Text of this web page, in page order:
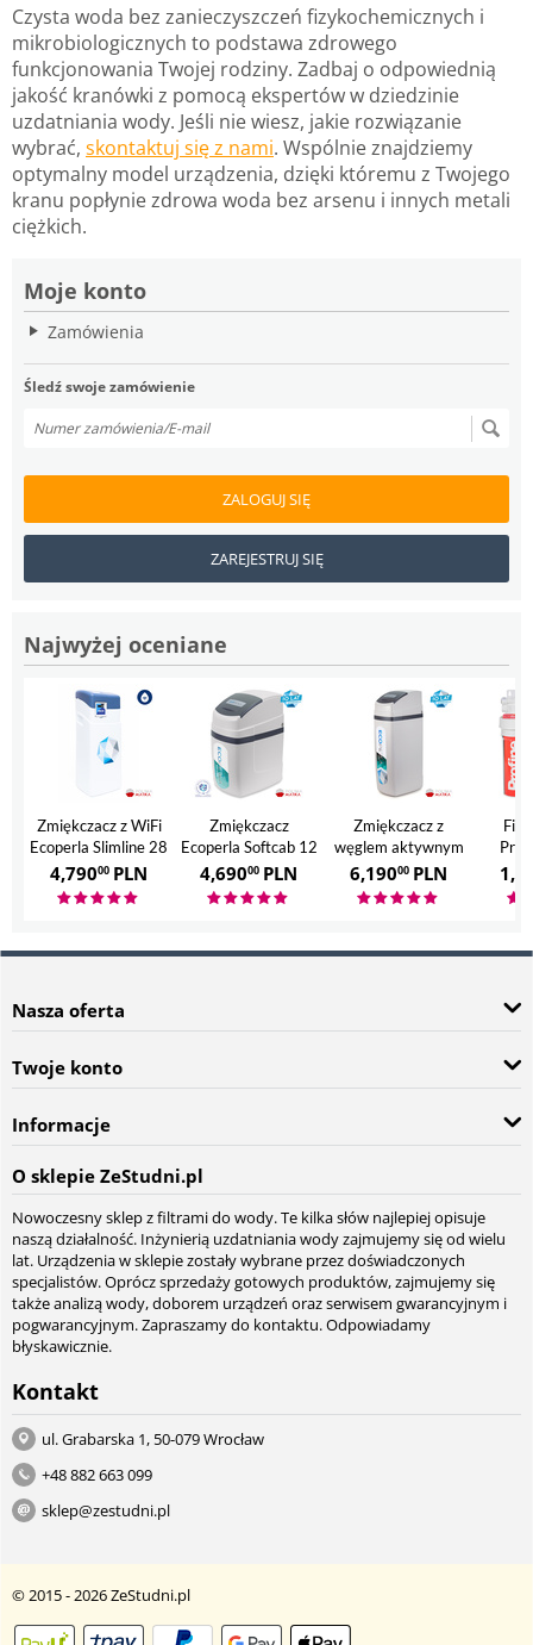
Moje konto
Zamówienia
Śledź swoje zamówienie
ZALOGUJ SIĘ
ZAREJESTRUJ SIĘ
Najwyżej oceniane
Zmiękczacz z WiFi
Ecoperla Slimline 28
4,79000 PLN
Zmiękczacz
Ecoperla Softcab 12
4,69000 PLN
Zmiękczacz z
węglem aktywnym
Ecoperla Hero
6,19000 PLN
Filtr
Czysta woda bez zanieczyszczeń fizykochemicznych i
mikrobiologicznych to podstawa zdrowego
funkcjonowania Twojej rodziny. Zadbaj o odpowiednią
jakość kranówki z pomocą ekspertów w dziedzinie
uzdatniania wody. Jeśli nie wiesz, jakie rozwiązanie
wybrać, skontaktuj się z nami. Wspólnie znajdziemy
optymalny model urządzenia, dzięki któremu z Twojego
kranu popłynie zdrowa woda bez arsenu i innych metali
ciężkich.
Nasza oferta
Twoje konto
Informacje
O sklepie ZeStudni.pl
Nowoczesny sklep z filtrami do wody. Te kilka słów najlepiej opisuje
naszą działalność. Inżynierią uzdatniania wody zajmujemy się od wielu
lat. Urządzenia w sklepie zostały wybrane przez doświadczonych
specjalistów. Oprócz sprzedaży gotowych produktów, zajmujemy się
także analizą wody, doborem urządzeń oraz serwisem gwarancyjnym i
pogwarancyjnym. Zapraszamy do kontaktu. Odpowiadamy
błyskawicznie.
Kontakt
ul. Grabarska 1, 50-079 Wrocław
+48 882 663 099
sklep@zestudni.pl
© 2015 - 2026 ZeStudni.pl